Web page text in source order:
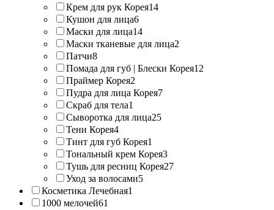
Крем для рук Корея14
Кушон для лица6
Маски для лица14
Маски тканевые для лица2
Патчи8
Помада для губ | Блески Корея12
Праймер Корея2
Пудра для лица Корея7
Скраб для тела1
Сыворотка для лица25
Тени Корея4
Тинт для губ Корея1
Тональный крем Корея3
Тушь для ресниц Корея27
Уход за волосами5
Косметика Лечебная1
1000 мелочей61